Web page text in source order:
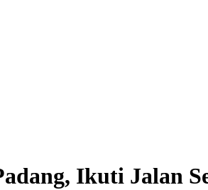
Ikuti Jalan